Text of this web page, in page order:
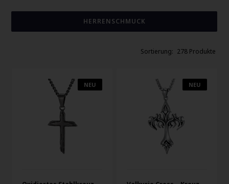
HERRENSCHMUCK
278 Produkte
NEU NEU